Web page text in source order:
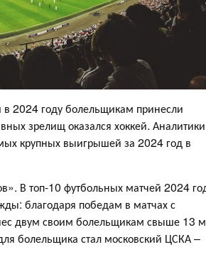
2024 году болельщикам принесли
зрелищ оказался хоккей. Аналитики
крупных выигрышей за 2024 год в
В топ-10 футбольных матчей 2024
благодаря победам в матчах с
двум своим болельщикам свыше 13
болельщика стал московский ЦСКА –